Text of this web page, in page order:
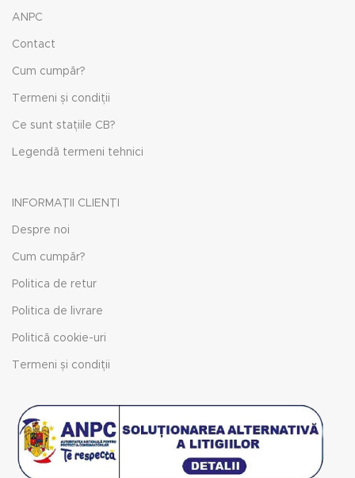
ANPC
Contact
Cum cumpăr?
Termeni și condiții
Ce sunt stațiile CB?
Legendă termeni tehnici
INFORMAȚII CLIENȚI
Despre noi
Cum cumpăr?
Politica de retur
Politica de livrare
Politică cookie-uri
Termeni și condiții